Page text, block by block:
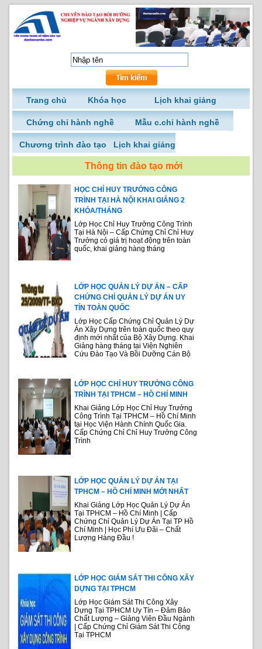
Trang chủ Khóa học Lịch khai giảng
Chứng chỉ hành nghề Mẫu c.chỉ hành nghề
Chương trình đào tạo Lịch khai giảng
Thông tin đào tạo mới
HỌC CHỈ HUY TRƯỞNG CÔNG
TRÌNH TẠI HÀ NỘI KHAI GIẢNG 2
KHÓA/THÁNG
Lớp Học Chỉ Huy Trưởng Công Trình
Tại Hà Nội – Cấp Chứng Chỉ Chỉ Huy
Trưởng có giá trị hoạt động trên toàn
quốc, khai giảng hàng tháng
LỚP HỌC QUẢN LÝ DỰ ÁN – CẤP
CHỨNG CHỈ QUẢN LÝ DỰ ÁN UY
TÍN TOÀN QUỐC
Lớp Học Cấp Chứng Chỉ Quản Lý Dự
Án Xây Dựng trên toàn quốc theo quy
định mới nhất của Bộ Xây Dựng. Khai
Giảng hàng tháng tại Viện Nghiên
Cứu Đào Tạo Và Bồi Dưỡng Cán Bộ
LỚP HỌC CHỈ HUY TRƯỞNG CÔNG
TRÌNH TẠI TPHCM – HỒ CHÍ MINH
Khai Giảng Lớp Học Chỉ Huy Trưởng
Công Trình Tại TPHCM – Hồ Chí Minh
tại Học Viện Hành Chính Quốc Gia.
Cấp Chứng Chỉ Chỉ Huy Trưởng Công
Trình
LỚP HỌC QUẢN LÝ DỰ ÁN TẠI
TPHCM – HỒ CHÍ MINH MỚI NHẤT
Khai Giảng Lớp Học Quản Lý Dự Án
Tại TPHCM – Hồ Chí Minh | Cấp
Chứng Chỉ Quản Lý Dự Án Tại TP Hồ
Chí Minh | Học Phí Ưu Đãi – Chất
Lượng Hàng Đầu !
LỚP HỌC GIÁM SÁT THI CÔNG XÂY
DỰNG TẠI TPHCM
Lớp Học Giám Sát Thi Công Xây
Dựng Tại TPHCM Uy Tín – Đảm Bảo
Chất Lượng – Giảng Viên Đầu Ngành
| Cấp Chứng Chỉ Giám Sát Thi Công
Tại TPHCM